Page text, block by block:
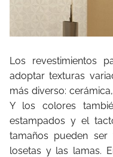
Los revestimientos
adoptar texturas
más diverso:
Y los colores
estampados y el
tamaños pueden
losetas y las lamas.